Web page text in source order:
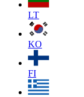
LT
KO
FI